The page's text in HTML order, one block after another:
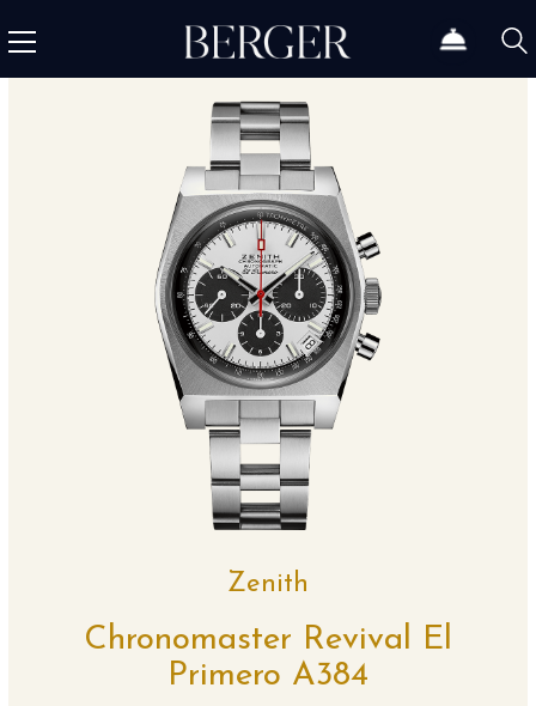
Zenith
Chronomaster Revival El
Primero A384